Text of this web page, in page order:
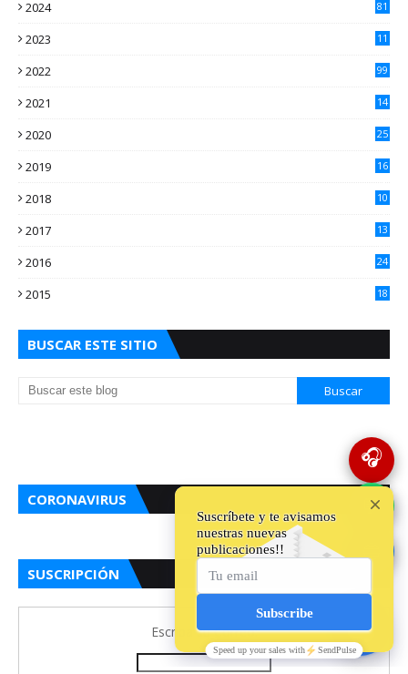
2024 81
2023
11
2022 99
2021
14
2020
25
2019
16
2018
10
2017
13
2016
24
2015
18
BUSCAR ESTE SITIO
CORONAVIRUS
SUSCRIPCIÓN
Escriba su Correo:
🎧
💬
🔵